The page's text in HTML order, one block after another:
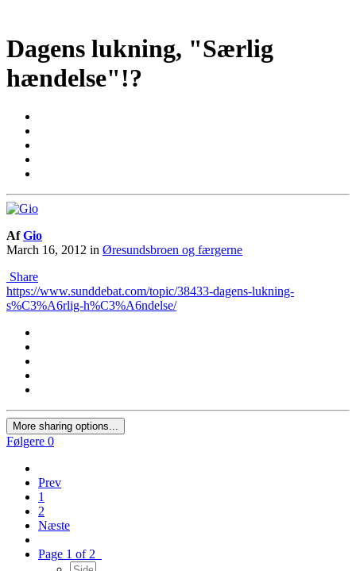
Dagens lukning, "Særlig
hændelse"!?
AfGio
March 16, 2012 in Øresundsbroen og færgerne
Share
https://www.sunddebat.com/topic/38433-dagens-lukning-
s%C3%A6rlig-h%C3%A6ndelse/
More sharing options...
Følgere 0
Prev
1
2
Næste
Page 1 of 2